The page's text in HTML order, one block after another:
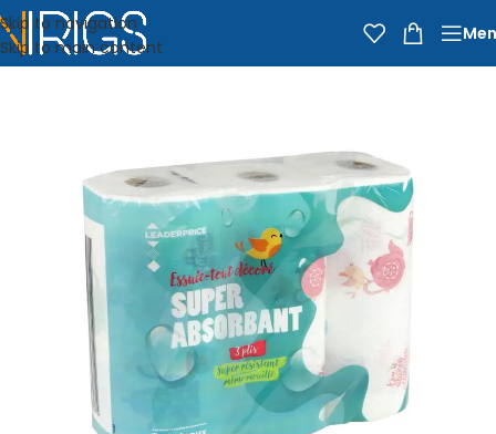
Skip to navigation
Skip to main content